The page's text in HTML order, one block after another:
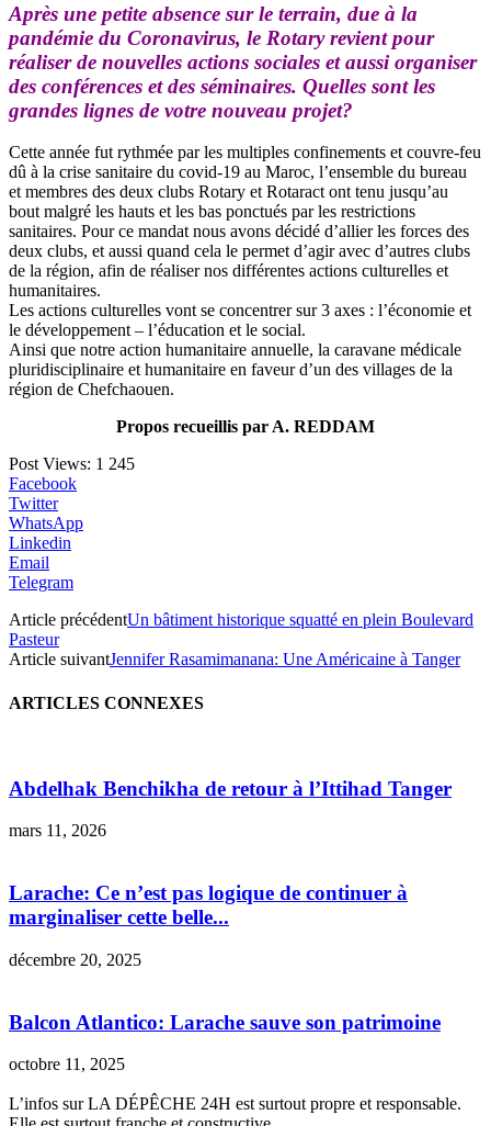
Après une petite absence sur le terrain, due à la
pandémie du Coronavirus, le Rotary revient pour
réaliser de nouvelles actions sociales et aussi organiser
des conférences et des séminaires. Quelles sont les
grandes lignes de votre nouveau projet?
Cette année fut rythmée par les multiples confinements et couvre-feu
dû à la crise sanitaire du covid-19 au Maroc, l’ensemble du bureau
et membres des deux clubs Rotary et Rotaract ont tenu jusqu’au
bout malgré les hauts et les bas ponctués par les restrictions
sanitaires. Pour ce mandat nous avons décidé d’allier les forces des
deux clubs, et aussi quand cela le permet d’agir avec d’autres clubs
de la région, afin de réaliser nos différentes actions culturelles et
humanitaires.
Les actions culturelles vont se concentrer sur 3 axes : l’économie et
le développement – l’éducation et le social.
Ainsi que notre action humanitaire annuelle, la caravane médicale
pluridisciplinaire et humanitaire en faveur d’un des villages de la
région de Chefchaouen.
Propos recueillis par A. REDDAM
Post Views: 1 245
Facebook
Twitter
WhatsApp
Linkedin
Email
Telegram
Article précédentUn bâtiment historique squatté en plein Boulevard
Pasteur
Article suivantJennifer Rasamimanana: Une Américaine à Tanger
ARTICLES CONNEXES
Abdelhak Benchikha de retour à l’Ittihad Tanger
mars 11, 2026
Larache: Ce n’est pas logique de continuer à
marginaliser cette belle...
décembre 20, 2025
Balcon Atlantico: Larache sauve son patrimoine
octobre 11, 2025
L’infos sur LA DÉPÊCHE 24H est surtout propre et responsable.